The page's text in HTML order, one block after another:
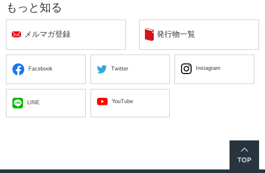
もっと知る
メルマガ登録 発行物一覧
Facebook Twitter Instagram
LINE YouTube